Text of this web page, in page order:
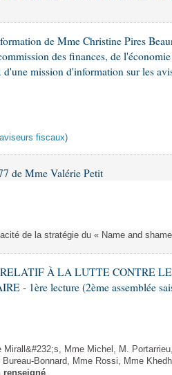
de Mme Christine Pires
des finances, de
mission d'information sur les
fiscaux)
de Mme Valérie Petit
de la stratégie du « Name and
RELATIF À LA LUTTE CONTRE
- 1ère lecture (2ème assemblée
Mirall&#232;s, Mme Michel, M.
Bonnard, Mme Rossi, Mme
renseigné